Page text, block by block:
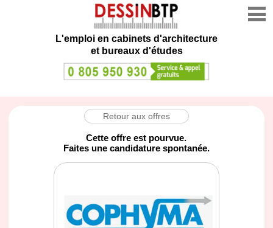
L'emploi en cabinets d'architecture
et bureaux d'études
Retour aux offres
Cette offre est pourvue.
Faites une candidature spontanée.